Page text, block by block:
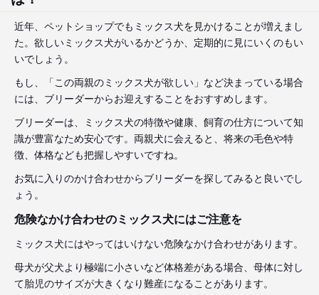
近年、ペットショップでもミックス犬を見かけることが増えまし
た。欲しいミックス犬がいるかどうか、定期的に見にいくのもい
いでしょう。
もし、「この両親のミックス犬が欲しい」など決まっている場合
には、ブリーダーからお迎えすることをおすすめします。
ブリーダーは、ミックス犬の特徴や健康、飼育の仕方について知
識が豊富なため安心です。両親犬に会えると、将来の毛色や特
徴、体格なども把握しやすいですね。
お気に入りのかけ合わせからブリーダーを探してみると良いでし
ょう。
危険なかけ合わせのミックス犬にはご注意を
ミックス犬にはやってはいけない危険なかけ合わせがあります。
母犬が父犬より極端に小さいなど体格差がある場合、母体に対し
て胎児のサイズが大きくなり難産になることがあります。